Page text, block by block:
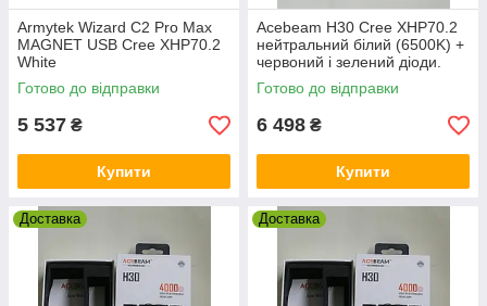
Armytek Wizard C2 Pro Max
MAGNET USB Cree XHP70.2
White
Готово до відправки
5 537 ₴
Купити
Acebeam H30 Cree XHP70.2
нейтральний білий (6500K) +
червоний і зелений діоди.
Готово до відправки
6 498 ₴
Купити
Доставка Доставка